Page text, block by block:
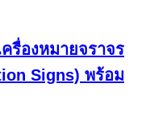
รื่องหมายจราจร
Signs) พร้อม